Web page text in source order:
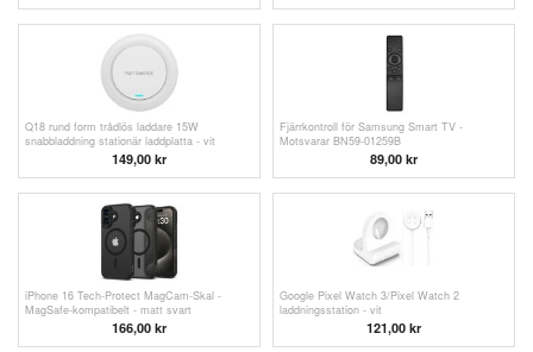
Q18 rund form trådlös laddare 15W
snabbladdning stationär laddplatta - vit
149,00 kr
Fjärrkontroll för Samsung Smart TV -
Motsvarar BN59-01259B
89,00 kr
iPhone 16 Tech-Protect MagCam-Skal -
MagSafe-kompatibelt - matt svart
166,00 kr
Google Pixel Watch 3/Pixel Watch 2
laddningsstation - vit
121,00 kr